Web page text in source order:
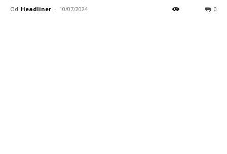
Od Headliner - 10/07/2024 0